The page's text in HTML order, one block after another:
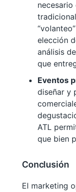
elección
análisis
que
Eventos
diseñar y
ATL
que bien
Conclusión
El marketing